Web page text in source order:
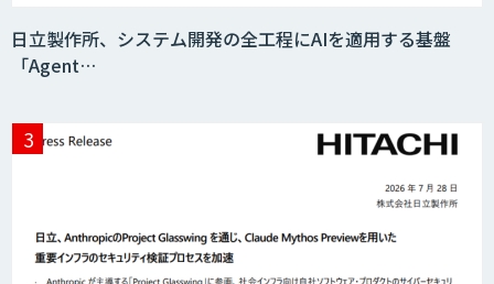
日立製作所、システム開発の全工程にAIを適用する基盤
「Agent…